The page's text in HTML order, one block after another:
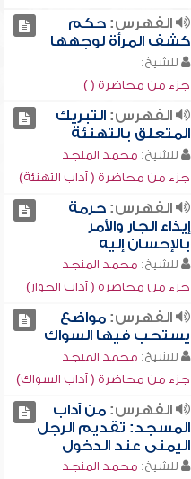
الفهرس:حكم
كشف المرأة لوجهها
للشيخ:
جزء من محاضرة ( )
الفهرس:التبريك
المتعلق بالتهنئة
للشيخ: محمد المنجد
جزء من محاضرة ( آداب التهنئة)
الفهرس:حرمة
إيذاء الجار والأمر
بالإحسان إليه
للشيخ: محمد المنجد
جزء من محاضرة ( آداب الجوار)
الفهرس:مواضع
يستحب فيها السواك
للشيخ: محمد المنجد
جزء من محاضرة ( آداب السواك)
الفهرس:من آداب
المسجد: تقديم الرجل
اليمنى عند الدخول
للشيخ: محمد المنجد